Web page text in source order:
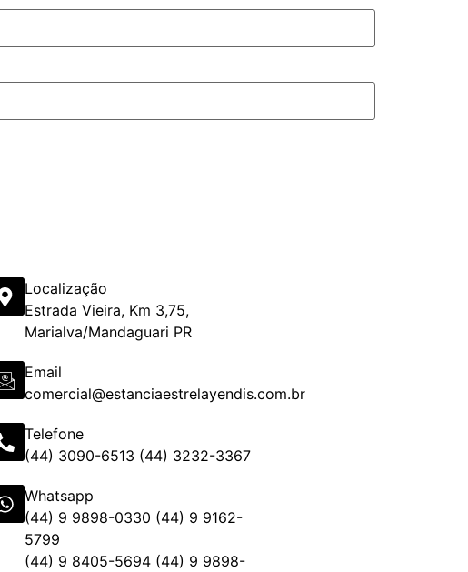
Localização
Estrada Vieira, Km 3,75,
Marialva/Mandaguari PR
Email
comercial@estanciaestrelayendis.com.br
Telefone
(44) 3090-6513 (44) 3232-3367
Whatsapp
(44) 9 9898-0330 (44) 9 9162-
5799
(44) 9 8405-5694 (44) 9 9898-